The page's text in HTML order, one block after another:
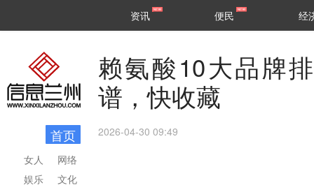
区县
资讯 便民 经
首页
网络
文化
女人
娱乐
赖氨酸10大品牌
谱，快收藏
2026-04-30 09:49